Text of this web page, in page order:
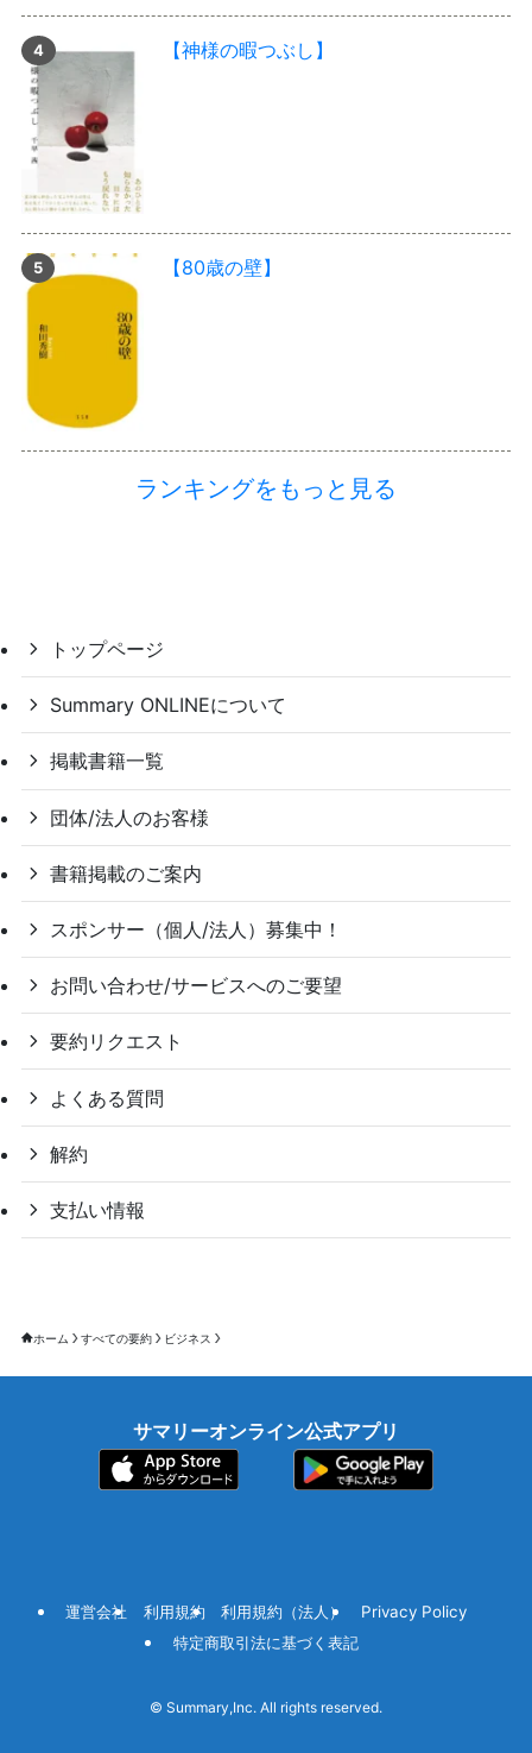
【神様の暇つぶし】
【80歳の壁】
ランキングをもっと見る
トップページ
Summary ONLINEについて
掲載書籍一覧
団体/法人のお客様
書籍掲載のご案内
スポンサー（個人/法人）募集中！
お問い合わせ/サービスへのご要望
要約リクエスト
よくある質問
解約
支払い情報
ホーム すべての要約 ビジネス
サマリーオンライン公式アプリ
運営会社 利用規約 利用規約（法人）
Privacy Policy
特定商取引法に基づく表記
© Summary,Inc. All rights reserved.